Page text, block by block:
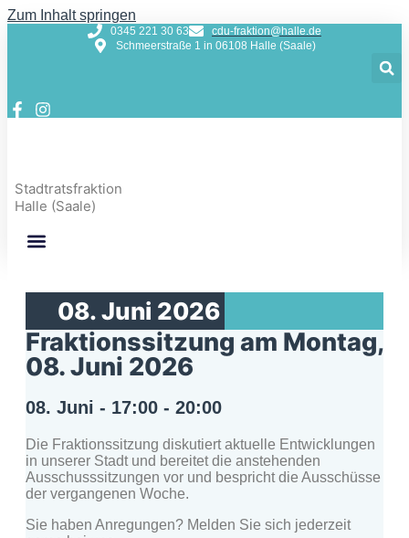
Zum Inhalt springen
0345 221 30 63
cdu-fraktion@halle.de
Schmeerstraße 1 in 06108 Halle (Saale)
Stadtratsfraktion
Halle (Saale)
08. Juni 2026
Fraktionssitzung am Montag,
08. Juni 2026
08. Juni - 17:00 - 20:00
Die Fraktionssitzung diskutiert aktuelle Entwicklungen
in unserer Stadt und bereitet die anstehenden
Ausschusssitzungen vor und bespricht die Ausschüsse
der vergangenen Woche.
Sie haben Anregungen? Melden Sie sich jederzeit